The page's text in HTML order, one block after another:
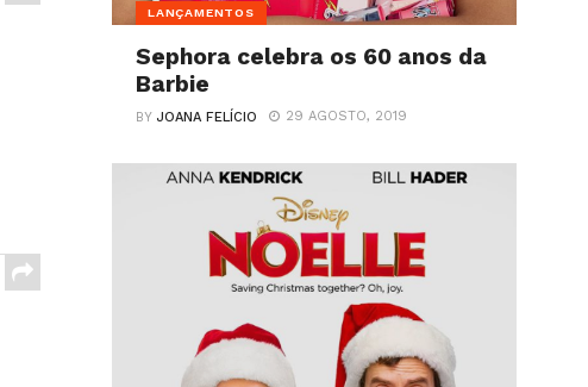
LANÇAMENTOS
Sephora celebra os 60 anos da
Barbie
BYJOANA FELÍCIO 29 AGOSTO, 2019